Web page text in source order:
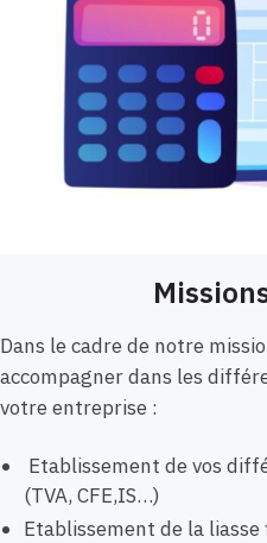
Dans le cadre de notre
accompagner dans les
votre entreprise :
Etablissement de vos
(TVA, CFE,IS…)
Etablissement de la